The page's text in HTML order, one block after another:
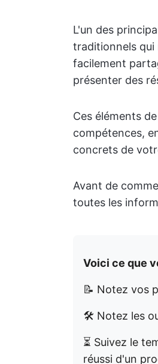
L'un des
traditionnels qui
facilement
présenter des
Ces éléments
compétences,
concrets de
Avant de
toutes les
Voici ce que
📝 Notez vos
🛠️ Notez les
⏳ Suivez le
réussi d'un